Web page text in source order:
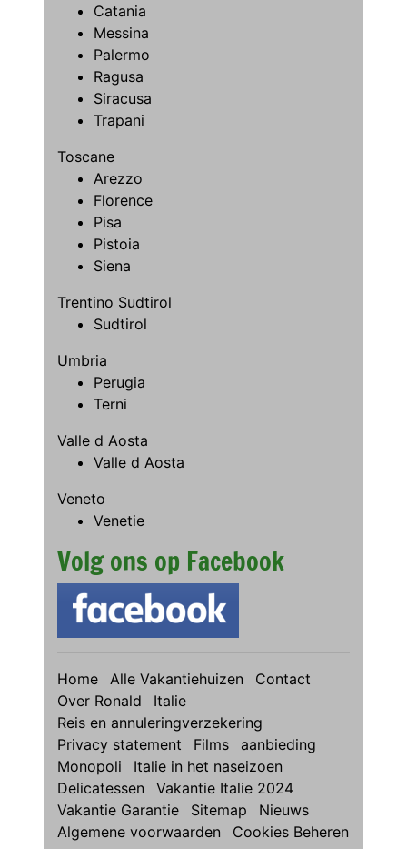
Catania
Messina
Palermo
Ragusa
Siracusa
Trapani
Toscane
Arezzo
Florence
Pisa
Pistoia
Siena
Trentino Sudtirol
Sudtirol
Umbria
Perugia
Terni
Valle d Aosta
Valle d Aosta
Veneto
Venetie
Volg ons op Facebook
Home Alle Vakantiehuizen
Contact
Over Ronald
Italie
Reis en annuleringverzekering
Privacy statement
Films
aanbieding
Monopoli
Italie in het naseizoen
Delicatessen
Vakantie Italie 2024
Vakantie Garantie
Sitemap
Nieuws
Algemene voorwaarden
Cookies Beheren